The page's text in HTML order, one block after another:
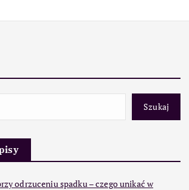
Szukaj
odrzuceniu spadku – czego unikać w